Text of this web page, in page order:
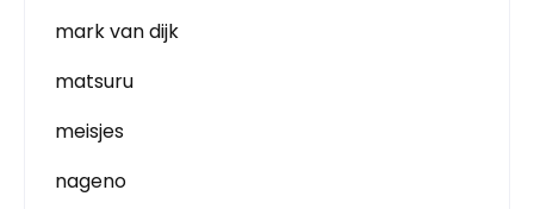
mark van dijk
matsuru
meisjes
nageno